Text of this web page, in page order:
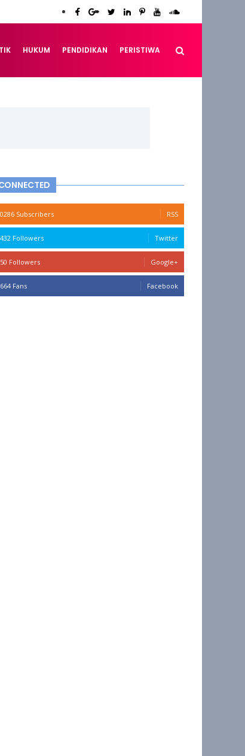
HUKUM PENDIDIKAN PERISTIWA
Subscribers RSS
Followers Twitter
Followers Google+
Fans Facebook